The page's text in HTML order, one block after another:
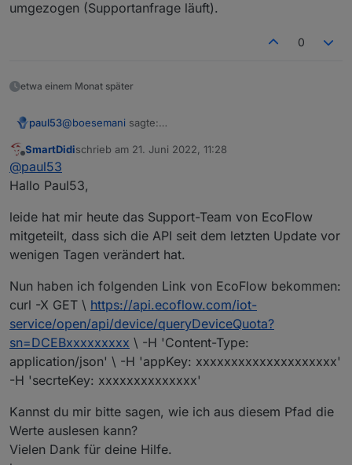
umgezogen (Supportanfrage läuft).
0
etwa einem Monat später
paul53@boesemani sagte:
{"sn":"xxxxxxxxxxxxx","data":
Blockly:
Die Variableresultmuss genau so geschrieben
werden.
Offline
SmartDidischrieb am 21. Juni 2022, 11:28
zuletzt editiert von
@paul53
Hallo Paul53,
leide hat mir heute das Support-Team von EcoFlow
mitgeteilt, dass sich die API seit dem letzten Update vor
wenigen Tagen verändert hat.
Nun haben ich folgenden Link von EcoFlow bekommen:
curl -X GET \ https://api.ecoflow.com/iot-
service/open/api/device/queryDeviceQuota?
sn=DCEBxxxxxxxxx \ -H 'Content-Type:
application/json' \ -H 'appKey: xxxxxxxxxxxxxxxxxxxx'
-H 'secrteKey: xxxxxxxxxxxxxx'
Kannst du mir bitte sagen, wie ich aus diesem Pfad die
Werte auslesen kann?
Vielen Dank für deine Hilfe.